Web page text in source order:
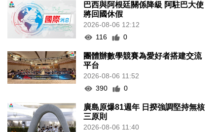
巴西與阿根廷關係降級 阿駐巴大使
將回國休假
2026-08-06 12:12
116
0
團體辦數學競賽為愛好者搭建交流
平台
2026-08-06 11:52
390
0
廣島原爆81週年 日揆強調堅持無核
三原則
2026-08-06 11:40